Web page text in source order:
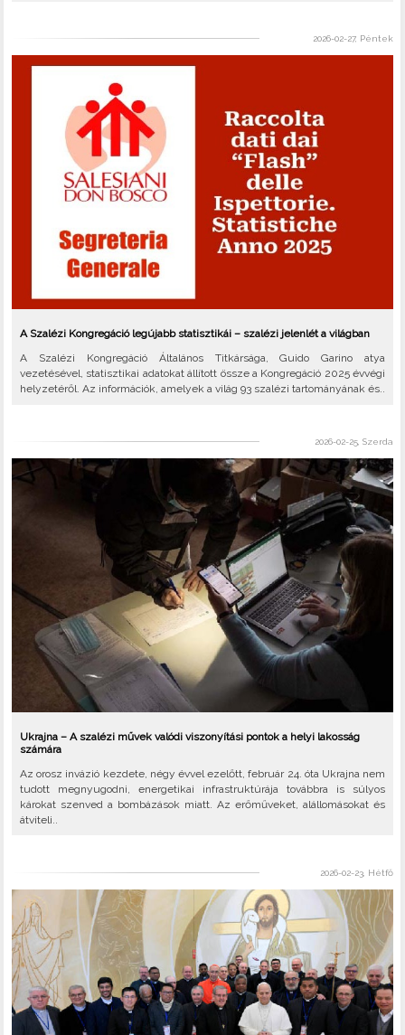
2026-02-27, Péntek
A Szalézi Kongregáció legújabb statisztikái – szalézi jelenlét a világban
A Szalézi Kongregáció Általános Titkársága, Guido Garino atya
vezetésével, statisztikai adatokat állított össze a Kongregáció 2025 évvégi
helyzetéről. Az információk, amelyek a világ 93 szalézi tartományának és..
2026-02-25, Szerda
Ukrajna – A szalézi művek valódi viszonyítási pontok a helyi lakosság
számára
Az orosz invázió kezdete, négy évvel ezelőtt, február 24. óta Ukrajna nem
tudott megnyugodni, energetikai infrastruktúrája továbbra is súlyos
károkat szenved a bombázások miatt. Az erőműveket, alállomásokat és
átviteli..
2026-02-23, Hétfő